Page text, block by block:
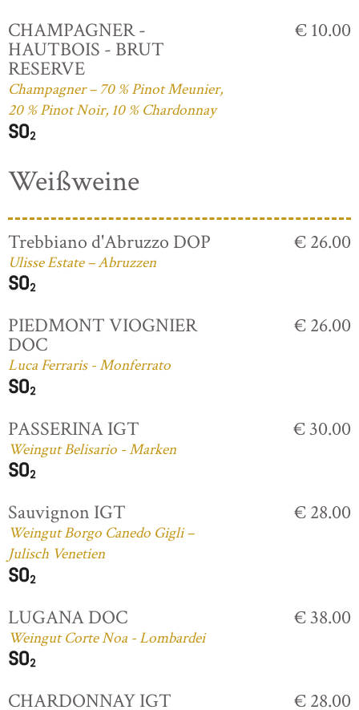
CHAMPAGNER -
HAUTBOIS - BRUT
RESERVE
Champagner – 70 % Pinot Meunier,
20 % Pinot Noir, 10 % Chardonnay
€ 10.00
Weißweine
Trebbiano d'Abruzzo DOP
Ulisse Estate – Abruzzen
€ 26.00
PIEDMONT VIOGNIER
DOC
Luca Ferraris - Monferrato
€ 26.00
PASSERINA IGT
Weingut Belisario - Marken
€ 30.00
Sauvignon IGT
Weingut Borgo Canedo Gigli –
Julisch Venetien
€ 28.00
LUGANA DOC
Weingut Corte Noa - Lombardei
€ 38.00
CHARDONNAY IGT € 28.00